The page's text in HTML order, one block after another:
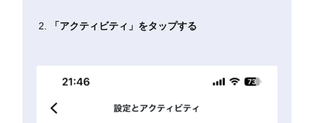
「アクティビティ」をタップする